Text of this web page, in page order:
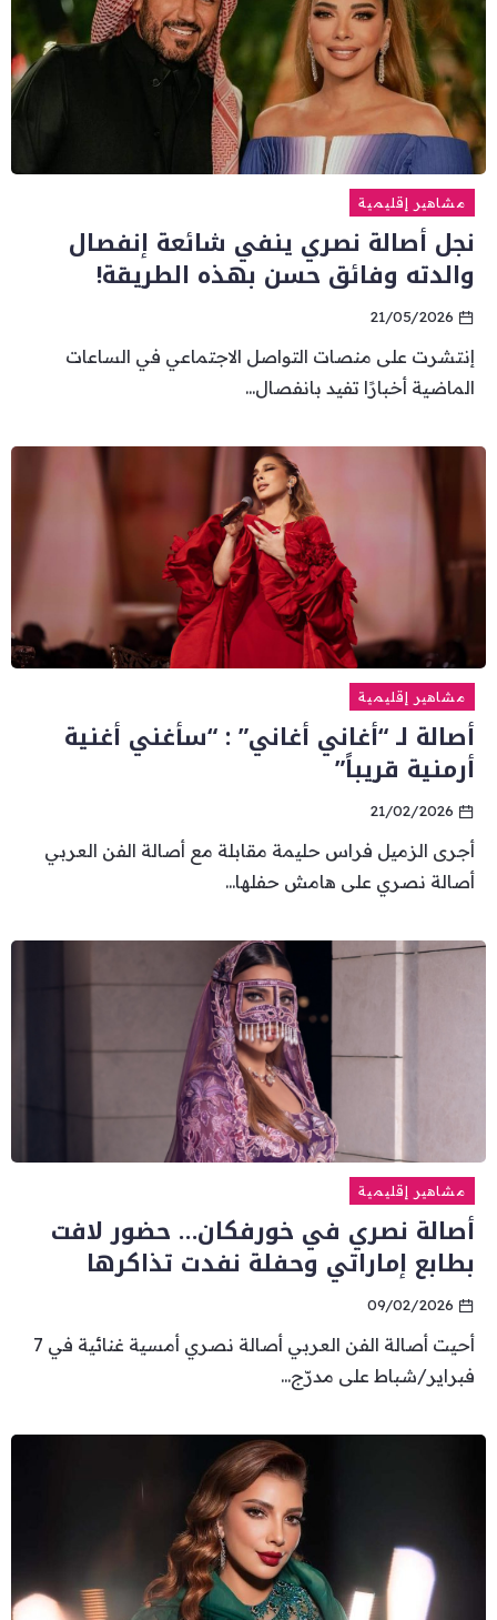
مشاهير إقليمية
نجل أصالة نصري ينفي شائعة إنفصال
والدته وفائق حسن بهذه الطريقة!
21/05/2026
إنتشرت على منصات التواصل الاجتماعي في الساعات
الماضية أخبارًا تفيد بانفصال...
مشاهير إقليمية
أصالة لـ “أغاني أغاني” : “سأغني أغنية
أرمنية قريباً”
21/02/2026
أجرى الزميل فراس حليمة مقابلة مع أصالة الفن العربي
أصالة نصري على هامش حفلها...
مشاهير إقليمية
أصالة نصري في خورفكان… حضور لافت
بطابع إماراتي وحفلة نفدت تذاكرها
09/02/2026
أحيت أصالة الفن العربي أصالة نصري أمسية غنائية في 7
فبراير/شباط على مدرّج...